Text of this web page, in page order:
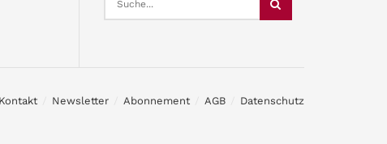
Kontakt Newsletter Abonnement AGB Datenschutz